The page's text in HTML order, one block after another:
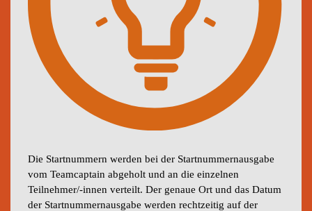
Die Startnummern werden bei der Startnummernausgabe
vom Teamcaptain abgeholt und an die einzelnen
Teilnehmer/-innen verteilt. Der genaue Ort und das Datum
der Startnummernausgabe werden rechtzeitig auf der